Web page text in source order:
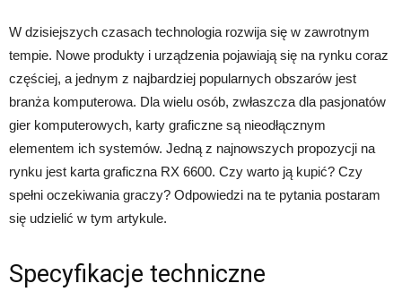
W dzisiejszych czasach technologia rozwija się w zawrotnym
tempie. Nowe produkty i urządzenia pojawiają się na rynku coraz
częściej, a jednym z najbardziej popularnych obszarów jest
branża komputerowa. Dla wielu osób, zwłaszcza dla pasjonatów
gier komputerowych, karty graficzne są nieodłącznym
elementem ich systemów. Jedną z najnowszych propozycji na
rynku jest karta graficzna RX 6600. Czy warto ją kupić? Czy
spełni oczekiwania graczy? Odpowiedzi na te pytania postaram
się udzielić w tym artykule.
Specyfikacje techniczne